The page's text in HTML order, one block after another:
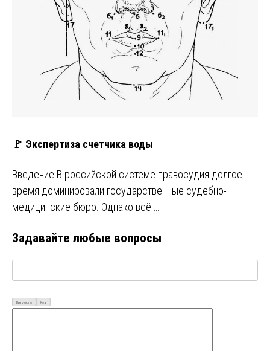
🚩 Экспертиза счетчика воды
Введение В российской системе правосудия долгое
время доминировали государственные судебно-
медицинские бюро. Однако всё …
Задавайте любые вопросы
Визуально Код